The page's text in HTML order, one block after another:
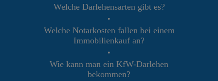
Welche Darlehensarten gibt es?
•
Welche Notarkosten fallen bei einem
Immobilienkauf an?
•
Wie kann man ein KfW-Darlehen
bekommen?